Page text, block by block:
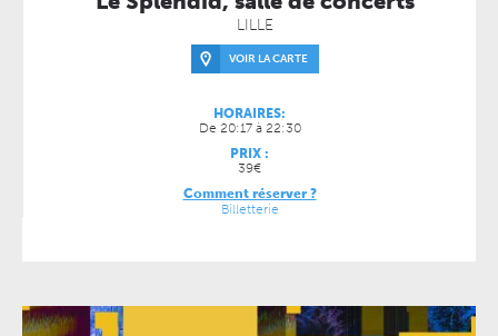
LILLE
VOIR LA CARTE
HORAIRES:
De 20:17 à 22:30
PRIX :
39€
Comment réserver ?
Billetterie